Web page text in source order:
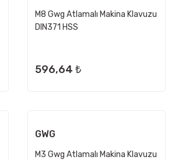
M8 Gwg Atlamalı Makina Klavuzu
DIN371 HSS
596,64 ₺
GWG
M3 Gwg Atlamalı Makina Klavuzu